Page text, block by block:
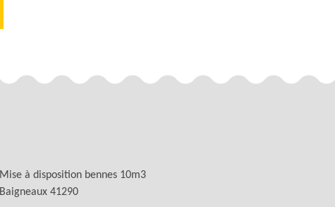
Mise à disposition bennes 10m3
Baigneaux 41290